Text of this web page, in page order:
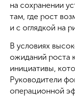
на сохранении
там, где рост
и с оглядкой на
В условиях
ожиданий роста
инициативы,
Руководители
операционной